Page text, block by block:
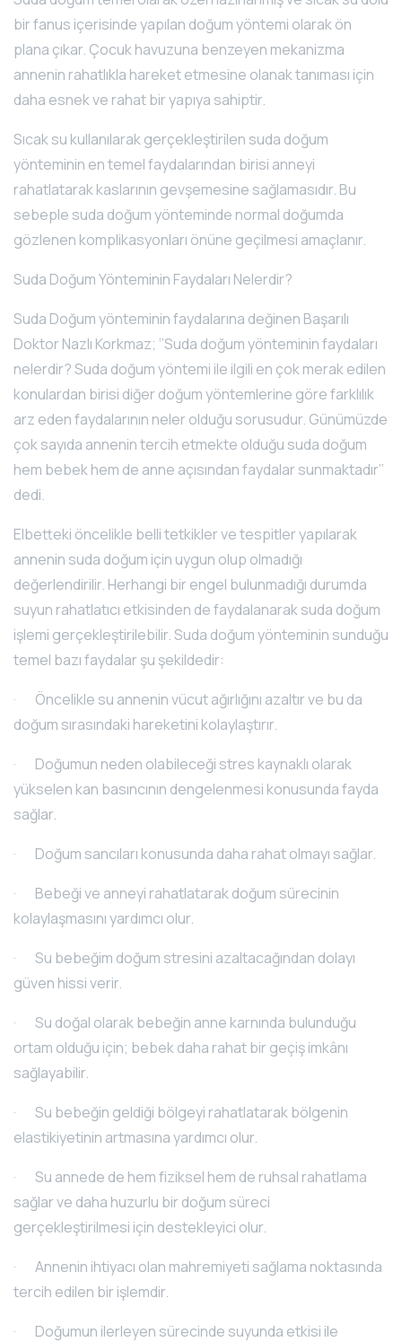
bir fanus içerisinde yapılan doğum yöntemi olarak ön
plana çıkar. Çocuk havuzuna benzeyen mekanizma
annenin rahatlıkla hareket etmesine olanak tanıması için
daha esnek ve rahat bir yapıya sahiptir.
Sıcak su kullanılarak gerçekleştirilen suda doğum
yönteminin en temel faydalarından birisi anneyi
rahatlatarak kaslarının gevşemesine sağlamasıdır. Bu
sebeple suda doğum yönteminde normal doğumda
gözlenen komplikasyonları önüne geçilmesi amaçlanır.
Suda Doğum Yönteminin Faydaları Nelerdir?
Suda Doğum yönteminin faydalarına değinen Başarılı
Doktor Nazlı Korkmaz; ‘’Suda doğum yönteminin faydaları
nelerdir? Suda doğum yöntemi ile ilgili en çok merak edilen
konulardan birisi diğer doğum yöntemlerine göre farklılık
arz eden faydalarının neler olduğu sorusudur. Günümüzde
çok sayıda annenin tercih etmekte olduğu suda doğum
hem bebek hem de anne açısından faydalar sunmaktadır’’
dedi.
Elbetteki öncelikle belli tetkikler ve tespitler yapılarak
annenin suda doğum için uygun olup olmadığı
değerlendirilir. Herhangi bir engel bulunmadığı durumda
suyun rahatlatıcı etkisinden de faydalanarak suda doğum
işlemi gerçekleştirilebilir. Suda doğum yönteminin sunduğu
temel bazı faydalar şu şekildedir:
· Öncelikle su annenin vücut ağırlığını azaltır ve bu da
doğum sırasındaki hareketini kolaylaştırır.
· Doğumun neden olabileceği stres kaynaklı olarak
yükselen kan basıncının dengelenmesi konusunda fayda
sağlar.
· Doğum sancıları konusunda daha rahat olmayı sağlar.
· Bebeği ve anneyi rahatlatarak doğum sürecinin
kolaylaşmasını yardımcı olur.
· Su bebeğim doğum stresini azaltacağından dolayı
güven hissi verir.
· Su doğal olarak bebeğin anne karnında bulunduğu
ortam olduğu için; bebek daha rahat bir geçiş imkânı
sağlayabilir.
· Su bebeğin geldiği bölgeyi rahatlatarak bölgenin
elastikiyetinin artmasına yardımcı olur.
· Su annede de hem fiziksel hem de ruhsal rahatlama
sağlar ve daha huzurlu bir doğum süreci
gerçekleştirilmesi için destekleyici olur.
· Annenin ihtiyacı olan mahremiyeti sağlama noktasında
tercih edilen bir işlemdir.
· Doğumun ilerleyen sürecinde suyunda etkisi ile